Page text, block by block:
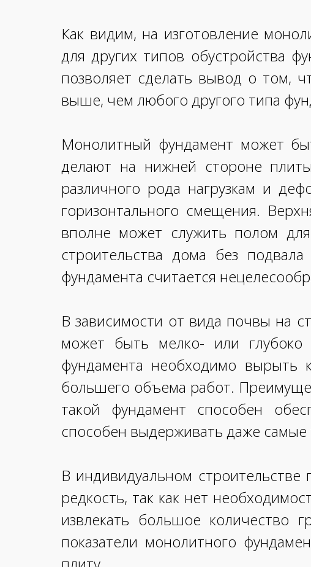
Как видим, на изготовление
для других типов обустройства
позволяет сделать вывод о том,
выше, чем любого другого типа
Монолитный фундамент может
делают на нижней стороне
различного рода нагрузкам и
горизонтального смещения.
вполне может служить полом
строительства дома без
фундамента считается
В зависимости от вида почвы на
может быть мелко- или глубоко
фундамента необходимо вырыть
большего объема работ.
такой фундамент способен
способен выдерживать даже самые
В индивидуальном
редкость, так как нет
извлекать большое количество
показатели монолитного